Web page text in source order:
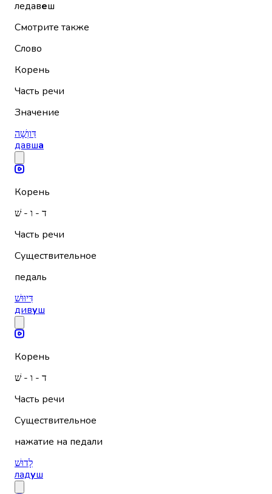
ледавеш
Смотрите также
Слово
Корень
Часть речи
Значение
דַּווְשָׁה
давша
Корень
ד - ו - שׁ
Часть речи
Существительное
педаль
דִּיוּוּשׁ
дивуш
Корень
ד - ו - שׁ
Часть речи
Существительное
нажатие на педали
לָדוּשׁ
ладуш